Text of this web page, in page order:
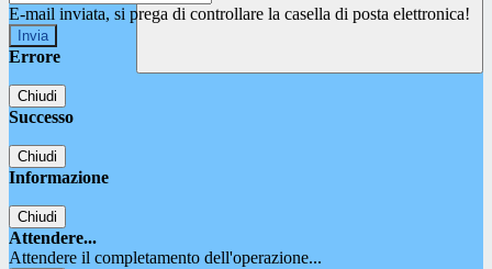
E-mail inviata, si prega di controllare la casella di posta elettronica!
Errore
Chiudi
Successo
Chiudi
Informazione
Chiudi
Attendere...
Attendere il completamento dell'operazione...